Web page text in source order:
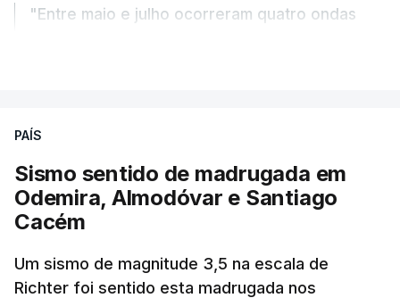
"Entre maio e julho ocorreram quatro ondas
temperaturas recorde, também a
ajudou
Pelo contrário, a precipitação manteve-semuito
perderam grande parte da humidade.
PAÍS
Sismo sentido de madrugada em
Odemira, Almodóvar e Santiago
Cacém
Um sismo de magnitude 3,5 na escala de
Richter foi sentido esta madrugada nos